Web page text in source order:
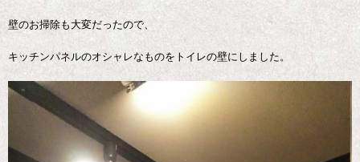
壁のお掃除も大変だったので、
キッチンパネルのオシャレなものをトイレの壁にしました。